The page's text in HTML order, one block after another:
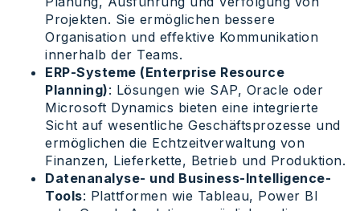
Projekten. Sie ermöglichen bessere
Organisation und effektive Kommunikation
innerhalb der Teams.
ERP-Systeme (Enterprise Resource
Planning): Lösungen wie SAP, Oracle oder
Microsoft Dynamics bieten eine integrierte
Sicht auf wesentliche Geschäftsprozesse und
ermöglichen die Echtzeitverwaltung von
Finanzen, Lieferkette, Betrieb und Produktion.
Datenanalyse- und Business-Intelligence-
Tools: Plattformen wie Tableau, Power BI